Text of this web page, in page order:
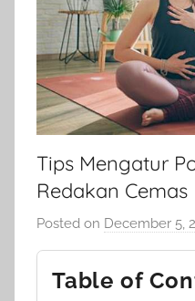
Tips Mengatur
Redakan Cemas
Posted on December 5,
Table of